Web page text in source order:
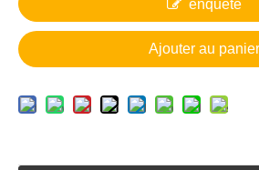
enquête
Ajouter au panier